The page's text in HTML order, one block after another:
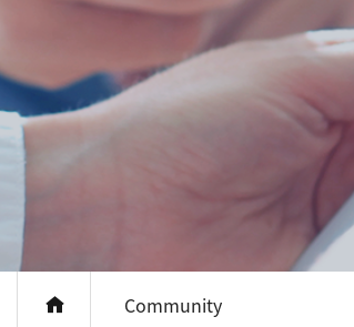
Community